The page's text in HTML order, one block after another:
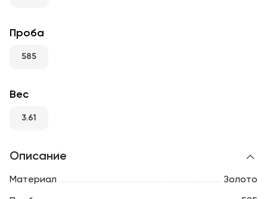
Проба
585
Вес
3.61
Описание
Материал Золото